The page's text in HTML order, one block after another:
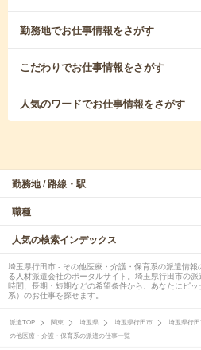
勤務地でお仕事情報をさがす
こだわりでお仕事情報をさがす
人気のワードでお仕事情報をさがす
勤務地 / 路線・駅
職種
人気の検索インデックス
埼玉県行田市 - その他医療・介護・保育系の派遣情
る人材派遣会社のポータルサイト。埼玉県行田市の
時間、長期・短期などの希望条件から、あなたにピ
系）のお仕事を探せます。
派遣TOP 関東 埼玉県 埼玉県行田市 埼玉県行
の他医療・介護・保育系の派遣の仕事一覧